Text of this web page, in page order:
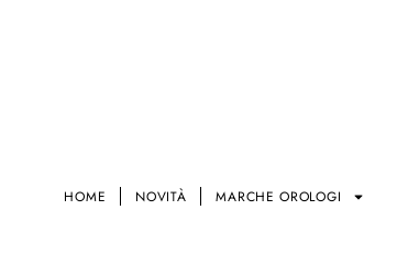
HOME NOVITÀ MARCHE OROLOGI